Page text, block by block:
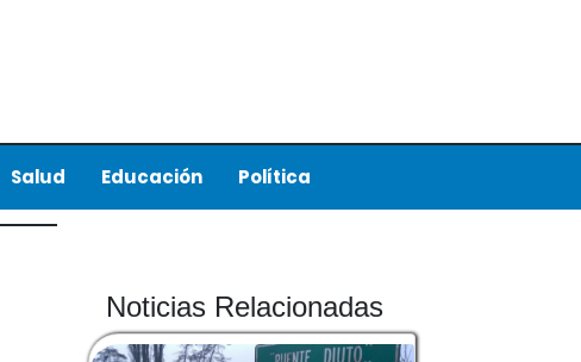
Salud Educación Política
Noticias Relacionadas